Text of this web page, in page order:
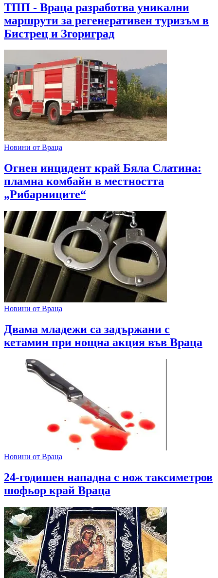
ТПП - Враца разработва уникални
маршрути за регенеративен туризъм в
Бистрец и Згориград
Новини от Враца
Огнен инцидент край Бяла Слатина:
пламна комбайн в местността
„Рибарниците“
Новини от Враца
Двама младежи са задържани с
кетамин при нощна акция във Враца
Новини от Враца
24-годишен нападна с нож таксиметров
шофьор край Враца